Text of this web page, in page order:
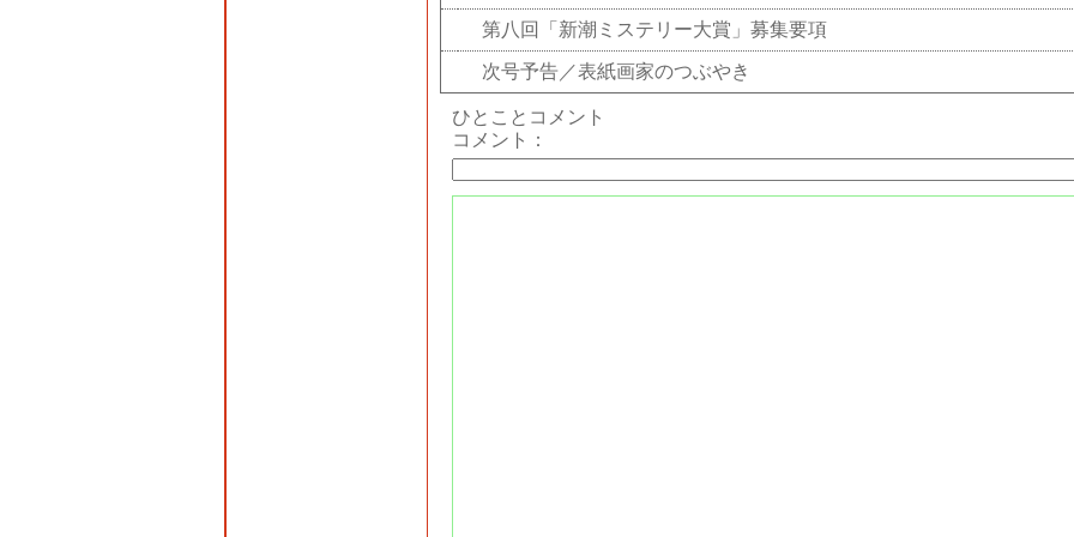
第八回「新潮ミステリー大賞」募集要項
次号予告／表紙画家のつぶやき
ひとことコメント
コメント：